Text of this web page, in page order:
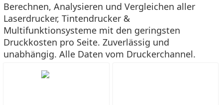
Berechnen, Analysieren und Vergleichen aller
Laserdrucker, Tintendrucker &
Multifunktionsysteme mit den geringsten
Druckkosten pro Seite. Zuverlässig und
unabhängig. Alle Daten vom Druckerchannel.